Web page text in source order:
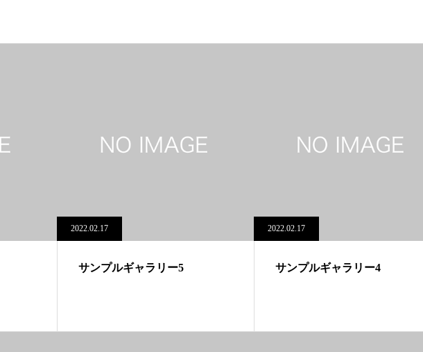
2022.02.17
サンプルギャラリー5
2022.02.17
サンプルギャラリー4